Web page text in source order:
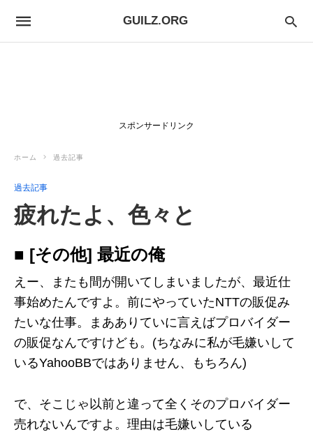
GUILZ.ORG
スポンサードリンク
ホーム 過去記事
過去記事
疲れたよ、色々と
■ [その他] 最近の俺
えー、またも間が開いてしまいましたが、最近仕
事始めたんですよ。前にやっていたNTTの販促み
たいな仕事。まあありていに言えばプロバイダー
の販促なんですけども。(ちなみに私が毛嫌いして
いるYahooBBではありません、もちろん)
で、そこじゃ以前と違って全くそのプロバイダー
売れないんですよ。理由は毛嫌いしている